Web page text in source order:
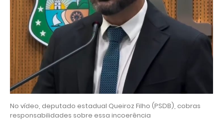
No vídeo, deputado estadual Queiroz Filho (PSDB), cobras
responsabilidades sobre essa incoerência